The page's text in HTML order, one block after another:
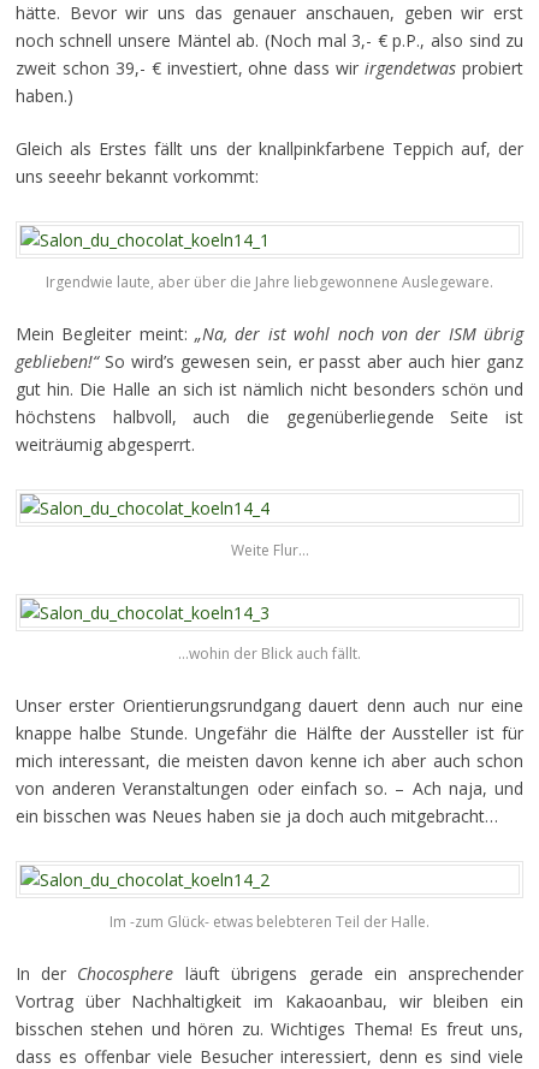
hätte. Bevor wir uns das genauer anschauen, geben wir erst
noch schnell unsere Mäntel ab. (Noch mal 3,- € p.P., also sind zu
zweit schon 39,- € investiert, ohne dass wirirgendetwas probiert
haben.)
Gleich als Erstes fällt uns der knallpinkfarbene Teppich auf, der
uns seeehr bekannt vorkommt:
Irgendwie laute, aber über die Jahre liebgewonnene Auslegeware.
Mein Begleiter meint: „Na, der ist wohl noch von der ISM übrig
geblieben!“So wird’s gewesen sein, er passt aber auch hier ganz
gut hin. Die Halle an sich ist nämlich nicht besonders schön und
höchstens halbvoll, auch die gegenüberliegende Seite ist
weiträumig abgesperrt.
Weite Flur…
…wohin der Blick auch fällt.
Unser erster Orientierungsrundgang dauert denn auch nur eine
knappe halbe Stunde. Ungefähr die Hälfte der Aussteller ist für
mich interessant, die meisten davon kenne ich aber auch schon
von anderen Veranstaltungen oder einfach so. – Ach naja, und
ein bisschen was Neues haben sie ja doch auch mitgebracht…
Im -zum Glück- etwas belebteren Teil der Halle.
In der Chocosphere läuft übrigens gerade ein ansprechender
Vortrag über Nachhaltigkeit im Kakaoanbau, wir bleiben ein
bisschen stehen und hören zu. Wichtiges Thema! Es freut uns,
dass es offenbar viele Besucher interessiert, denn es sind viele